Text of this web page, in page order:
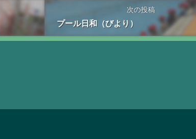
次の投稿
プール日和（びより）